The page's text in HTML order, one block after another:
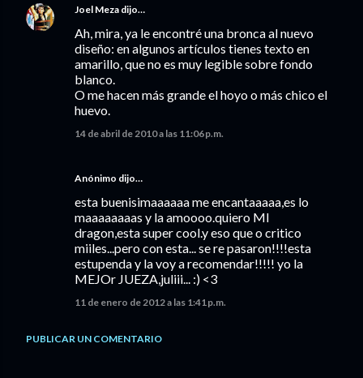
Joel Meza dijo…
Ah, mira, ya le encontré una bronca al nuevo
diseño: en algunos artículos tienes texto en
amarillo, que no es muy legible sobre fondo
blanco.
O me hacen más grande el hoyo o más chico el
huevo.
14 de abril de 2010 a las 11:06 p.m.
Anónimo dijo…
esta buenisimaaaaaa me encantaaaaa,es lo
maaaaaaaas y la amoooo.quiero MI
dragon,esta super cool.y eso que o critico
miiles...pero con esta... se re pasaron!!!!esta
estupenda y la voy a recomendar!!!!! yo la
MEJOr JUEZA,juliii... :) <3
11 de enero de 2012 a las 1:41 p.m.
PUBLICAR UN COMENTARIO